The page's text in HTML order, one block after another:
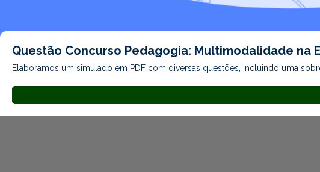
Questão Concurso Pedagogia: Multimodalidade na
Elaboramos um simulado em PDF com diversas questões, incluindo uma